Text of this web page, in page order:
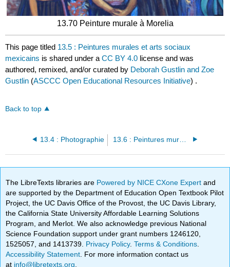
13.70 Peinture murale à Morelia
This page titled 13.5 : Peintures murales et arts sociaux
mexicains is shared under aCC BY 4.0 license and was
authored, remixed, and/or curated by Deborah Gustlin and Zoe
Gustlin (ASCCC Open Educational Resources Initiative) .
Back to top
13.4 : Photographie 13.6 : Peintures murales administratives relatives à l'avancement des travaux
The LibreTexts libraries are Powered by NICE CXone Expertand
are supported by the Department of Education Open Textbook Pilot
Project, the UC Davis Office of the Provost, the UC Davis Library,
the California State University Affordable Learning Solutions
Program, and Merlot. We also acknowledge previous National
Science Foundation support under grant numbers 1246120,
1525057, and 1413739. Privacy Policy.Terms & Conditions
Accessibility Statement . For more information contact us
at info@libretexts.org